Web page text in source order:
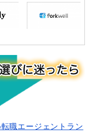
職エージェントラン